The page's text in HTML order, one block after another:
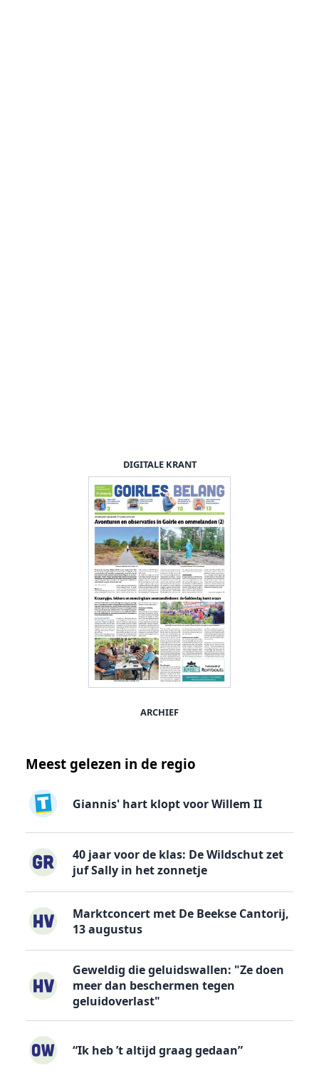
DIGITALE KRANT
ARCHIEF
Meest gelezen in de regio
Giannis' hart klopt voor Willem II
40 jaar voor de klas: De Wildschut zet
juf Sally in het zonnetje
Marktconcert met De Beekse Cantorij,
13 augustus
Geweldig die geluidswallen: "Ze doen
meer dan beschermen tegen
geluidoverlast"
“Ik heb ’t altijd graag gedaan”